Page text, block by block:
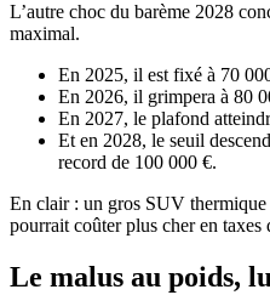
L’autre choc du barème 2028
maximal.
En 2025, il est fixé à 70
En 2026, il grimpera à 80
En 2027, le plafond
Et en 2028, le seuil
record de 100 000 €.
En clair : un gros SUV
pourrait coûter plus cher en taxes
Le malus au poids,